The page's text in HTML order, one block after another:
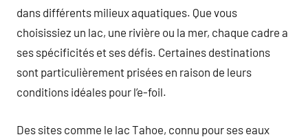
dans différents milieux aquatiques. Que vous
choisissiez un lac, une rivière ou la mer, chaque cadre a
ses spécificités et ses défis. Certaines destinations
sont particulièrement prisées en raison de leurs
conditions idéales pour l’e-foil.
Des sites comme le lac Tahoe, connu pour ses eaux